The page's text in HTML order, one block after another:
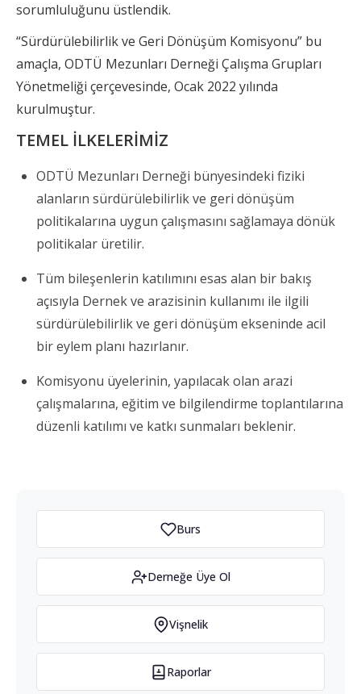
sorumluluğunu üstlendik.
“Sürdürülebilirlik ve Geri Dönüşüm Komisyonu” bu
amaçla, ODTÜ Mezunları Derneği Çalışma Grupları
Yönetmeliği çerçevesinde, Ocak 2022 yılında
kurulmuştur.
TEMEL İLKELERİMİZ
ODTÜ Mezunları Derneği bünyesindeki fiziki
alanların sürdürülebilirlik ve geri dönüşüm
politikalarına uygun çalışmasını sağlamaya dönük
politikalar üretilir.
Tüm bileşenlerin katılımını esas alan bir bakış
açısıyla Dernek ve arazisinin kullanımı ile ilgili
sürdürülebilirlik ve geri dönüşüm ekseninde acil
bir eylem planı hazırlanır.
Komisyonu üyelerinin, yapılacak olan arazi
çalışmalarına, eğitim ve bilgilendirme toplantılarına
düzenli katılımı ve katkı sunmaları beklenir.
Burs
Derneğe Üye Ol
Vişnelik
Raporlar